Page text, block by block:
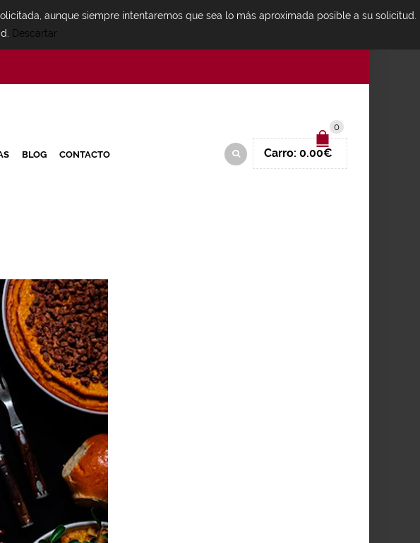
BLOG CONTACTO
0
Carro: 0.00€
aunque siempre intentaremos que sea lo más aproximada posible a su solicitud.
Descartar